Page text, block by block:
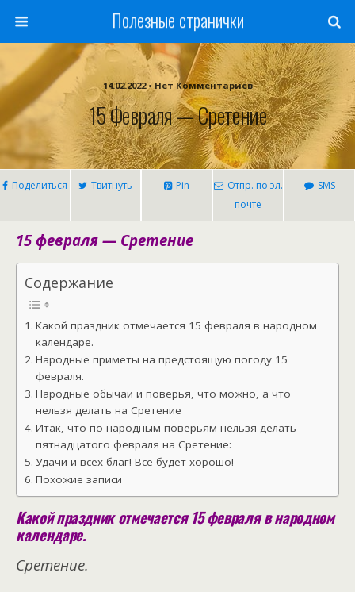
Полезные странички
14.02.2022 • Нет Комментариев
15 Февраля — Сретение
Поделиться Твитнуть Pin
Отпр. по эл.
почте
SMS
15 февраля — Сретение
Содержание
Какой праздник отмечается 15 февраля в народном
календаре.
Народные приметы на предстоящую погоду 15
февраля.
Народные обычаи и поверья, что можно, а что
нельзя делать на Сретение
Итак, что по народным поверьям нельзя делать
пятнадцатого февраля на Сретение:
Удачи и всех благ! Всё будет хорошо!
Похожие записи
Какой праздник отмечается 15 февраля в народном
календаре.
Сретение.